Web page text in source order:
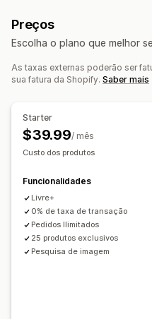
Brinquedos e jogos
Produtos desportivos
Empresas e escritório
Produtos maduros
Alemanha Austrália
Coreia do Sul
Dinamarca
México Noruega
Reino Unido
Ferramentas de design
Embalagens Personalização
Produtos
Artesanato a laser
Arte mural
Envio ecológico
Atualizações em tempo real
Rastreio de encomendas
Preços
Escolha o plano que melhor
As taxas externas poderão ser
sua fatura da Shopify. Saber mais
Starter
$39.99/ mês
Custo dos produtos
Funcionalidades
Livre+
0% de taxa de transação
Pedidos Ilimitados
25 produtos exclusivos
Pesquisa de imagem